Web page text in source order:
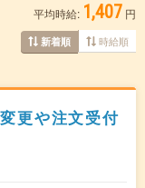
平均時給: 1,407 円
新着順 時給順
更や注文受付